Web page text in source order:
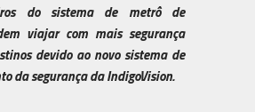
do sistema de metrô de
viajar com mais segurança
devido ao novo sistema de
da segurança da IndigoVision.